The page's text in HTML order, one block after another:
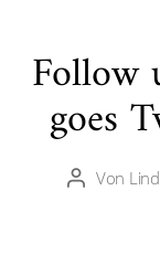
Follow
goes
Von